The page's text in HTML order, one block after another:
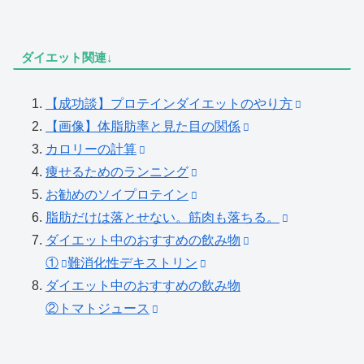
ダイエット関連↓
【成功談】プロテインダイエットのやり方
【画像】体脂肪率と見た目の関係
カロリーの計算
痩せるためのランニング
お勧めのソイプロテイン
脂肪だけは落とせない。筋肉も落ちる。
ダイエット中のおすすめの飲み物
①
難消化性デキストリン
ダイエット中のおすすめの飲み物
②トマトジュース